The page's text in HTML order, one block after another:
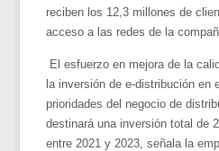
reciben los 12,3 millones de
acceso a las redes de la
El esfuerzo en mejora de la
la inversión de e-distribución en
prioridades del negocio de
destinará una inversión total de
entre 2021 y 2023, señala la